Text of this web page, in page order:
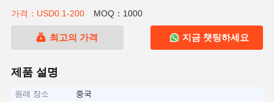
가격：USD0.1-200 MOQ：1000
최고의 가격 지금 챗팅하세요
제품 설명
원래 장소
중국